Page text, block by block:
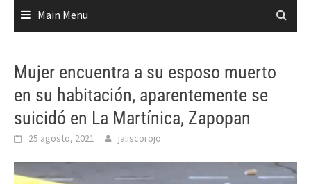
Main Menu
Mujer encuentra a su esposo muerto
en su habitación, aparentemente se
suicidó en La Martínica, Zapopan
25 agosto, 2021 jaliscorojo